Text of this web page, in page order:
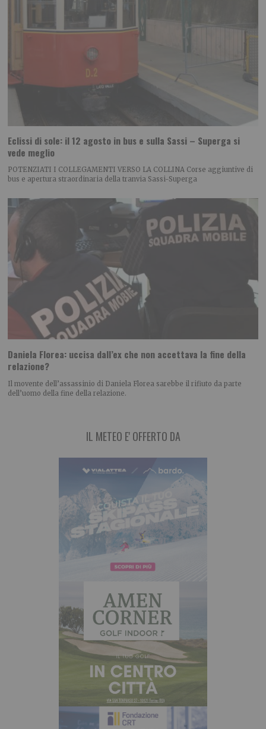
Eclissi di sole: il 12 agosto in bus e sulla Sassi – Superga si
vede meglio
POTENZIATI I COLLEGAMENTI VERSO LA COLLINA Corse aggiuntive di
bus e apertura straordinaria della tranvia Sassi-Superga
Daniela Florea: uccisa dall’ex che non accettava la fine della
relazione?
Il movente dell’assassinio di Daniela Florea sarebbe il rifiuto da parte
dell’uomo della fine della relazione.
IL METEO E' OFFERTO DA